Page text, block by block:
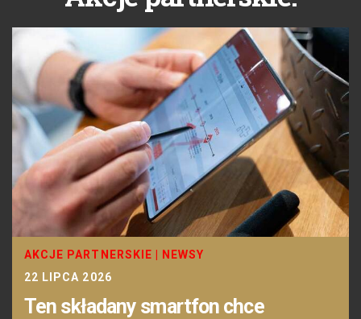
AKCJE PARTNERSKIE
NEWSY
22 LIPCA 2026
Ten składany smartfon chce